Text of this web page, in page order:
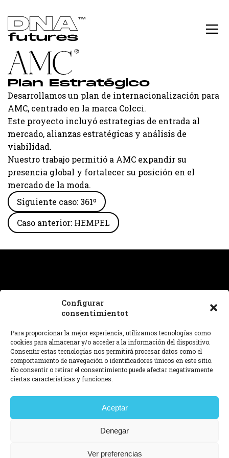
Configurar
consentimientot
Para proporcionar la mejor experiencia, utilizamos tecnologías como
cookies para almacenar y/o acceder a la información del dispositivo.
Consentir estas tecnologías nos permitirá procesar datos como el
comportamiento de navegación o identificadores únicos en este sitio.
No consentir o retirar el consentimiento puede afectar negativamente
ciertas características y funciones.
Aceptar
Denegar
Ver preferencias
función del idioma configurado en tu
Desarrollamos un plan de internacionalización para
AMC, centrado en la marca Colcci.
Este proyecto incluyó estrategias de entrada al
mercado, alianzas estratégicas y análisis de
viabilidad.
Nuestro trabajo permitió a AMC expandir su
presencia global y fortalecer su posición en el
mercado de la moda.
Plan Estratégico
Siguiente caso: 361º
Caso anterior: HEMPEL
© 2026 DNA™ futures
Aviso legal, Política de privacidad,Política de cookies,
Configurar consentimiento.
Ver em português
pregunta sobre nuestro trabajo? Estamos en
hello@dnafutures.com.